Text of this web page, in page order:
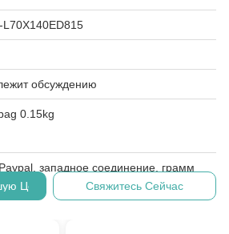
L70X140ED815
обсуждению
0.15kg
западное соединение, грамм
Цену Свяжитесь Сейчас